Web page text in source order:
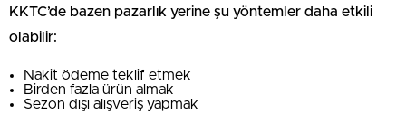
KKTC’de bazen pazarlık yerine şu yöntemler daha etkili
olabilir:
Nakit ödeme teklif etmek
Birden fazla ürün almak
Sezon dışı alışveriş yapmak